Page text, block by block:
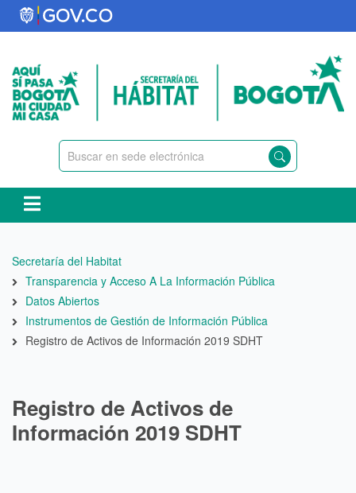
Pasar
al
principal
Ruta
de
navegación
Secretaría del Habitat
Transparencia y Acceso A La Información Pública
Datos Abiertos
Instrumentos de Gestión de Información Pública
Registro de Activos de Información 2019 SDHT
Registro de Activos de
Información 2019 SDHT